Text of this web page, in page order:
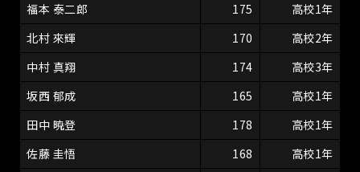
福本 泰二郎
175
高校1年
北村 來輝
170
高校2年
中村 真翔
174
高校3年
坂西 郁成
165
高校1年
田中 暁登
178
高校1年
佐藤 圭悟
168
高校1年